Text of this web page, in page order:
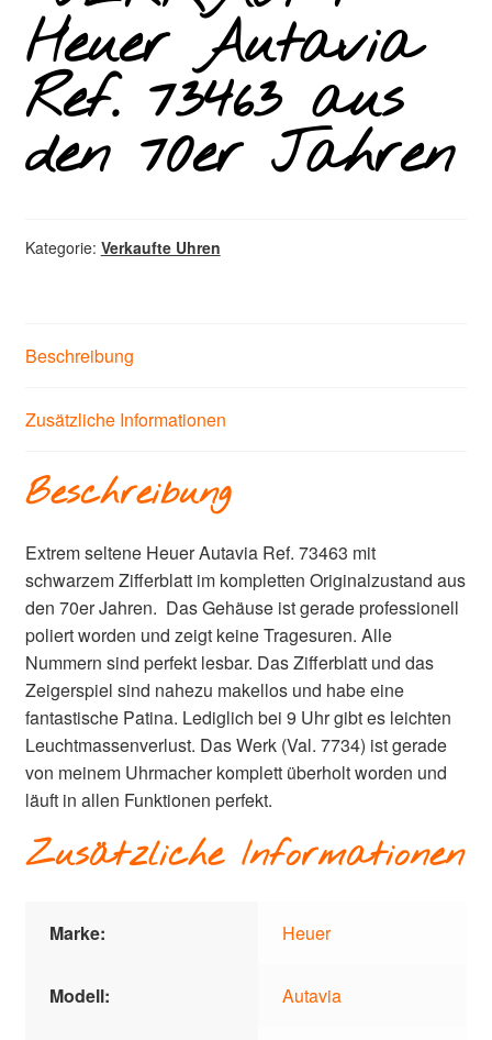
Heuer Autavia
Ref. 73463 aus
den 70er Jahren
Kategorie: Verkaufte Uhren
Beschreibung
Zusätzliche Informationen
Beschreibung
Extrem seltene Heuer Autavia Ref. 73463 mit
schwarzem Zifferblatt im kompletten Originalzustand aus
den 70er Jahren. Das Gehäuse ist gerade professionell
poliert worden und zeigt keine Tragesuren. Alle
Nummern sind perfekt lesbar. Das Zifferblatt und das
Zeigerspiel sind nahezu makellos und habe eine
fantastische Patina. Lediglich bei 9 Uhr gibt es leichten
Leuchtmassenverlust. Das Werk (Val. 7734) ist gerade
von meinem Uhrmacher komplett überholt worden und
läuft in allen Funktionen perfekt.
Zusätzliche Informationen
Marke: Heuer
Modell: Autavia